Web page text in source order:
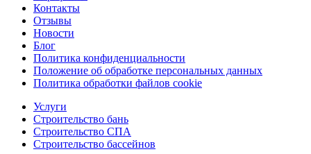
Контакты
Отзывы
Новости
Блог
Политика конфиденциальности
Положение об обработке персональных данных
Политика обработки файлов cookie
Услуги
Строительство бань
Строительство СПА
Строительство бассейнов